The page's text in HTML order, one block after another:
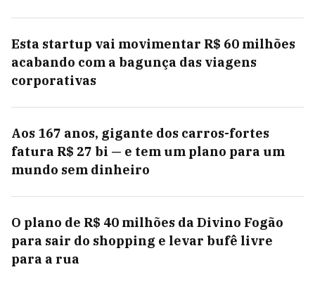
Esta startup vai movimentar R$ 60 milhões
acabando com a bagunça das viagens
corporativas
Aos 167 anos, gigante dos carros-fortes
fatura R$ 27 bi — e tem um plano para um
mundo sem dinheiro
O plano de R$ 40 milhões da Divino Fogão
para sair do shopping e levar bufê livre
para a rua